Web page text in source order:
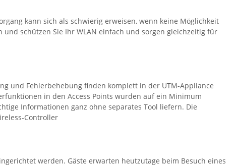
kann sich als schwierig erweisen, wenn keine Möglichkeit
schützen Sie Ihr WLAN einfach und sorgen gleichzeitig für
und Fehlerbehebung finden komplett in der UTM-Appliance
in den Access Points wurden auf ein Minimum
Informationen ganz ohne separates Tool liefern. Die
Controller
werden. Gäste erwarten heutzutage beim Besuch eines